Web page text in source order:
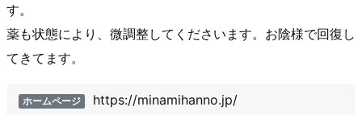
す。
薬も状態により、微調整してくださいます。お陰様で回復し
てきてます。
ホームページ https://minamihanno.jp/